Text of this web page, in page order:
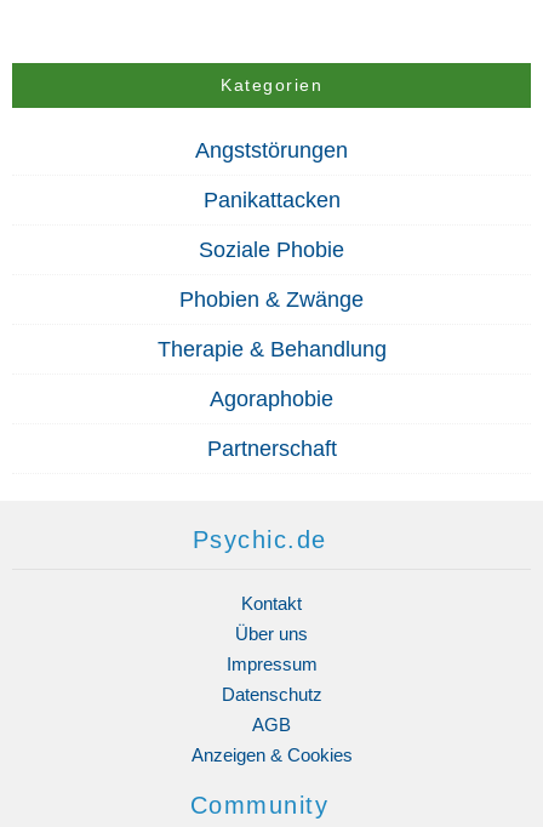
Kategorien
Angststörungen
Panikattacken
Soziale Phobie
Phobien & Zwänge
Therapie & Behandlung
Agoraphobie
Partnerschaft
Psychic.de
Kontakt
Über uns
Impressum
Datenschutz
AGB
Anzeigen & Cookies
Community